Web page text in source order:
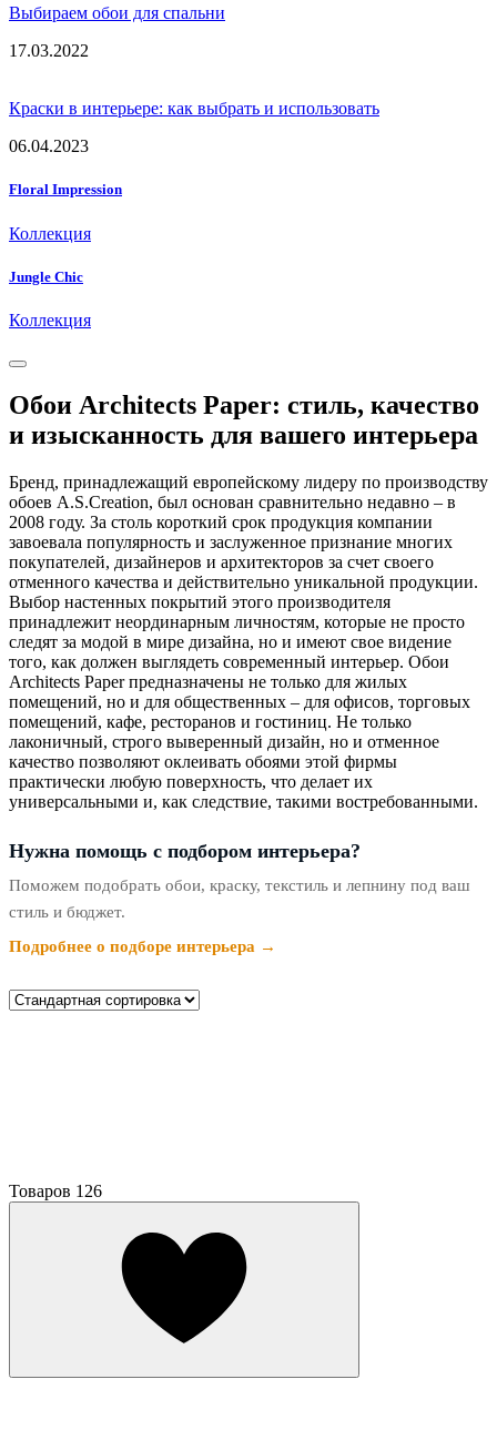
Выбираем обои для спальни
17.03.2022
Краски в интерьере: как выбрать и использовать
06.04.2023
Floral Impression
Коллекция
Jungle Chic
Коллекция
Обои Architects Paper: стиль, качество
и изысканность для вашего интерьера
Бренд, принадлежащий европейскому лидеру по производству
обоев A.S.Creation, был основан сравнительно недавно – в
2008 году. За столь короткий срок продукция компании
завоевала популярность и заслуженное признание многих
покупателей, дизайнеров и архитекторов за счет своего
отменного качества и действительно уникальной продукции.
Выбор настенных покрытий этого производителя
принадлежит неординарным личностям, которые не просто
следят за модой в мире дизайна, но и имеют свое видение
того, как должен выглядеть современный интерьер. Обои
Architects Paper предназначены не только для жилых
помещений, но и для общественных – для офисов, торговых
помещений, кафе, ресторанов и гостиниц. Не только
лаконичный, строго выверенный дизайн, но и отменное
качество позволяют оклеивать обоями этой фирмы
практически любую поверхность, что делает их
универсальными и, как следствие, такими востребованными.
Нужна помощь с подбором интерьера?
Поможем подобрать обои, краску, текстиль и лепнину под ваш
стиль и бюджет.
Подробнее о подборе интерьера →
Товаров 126